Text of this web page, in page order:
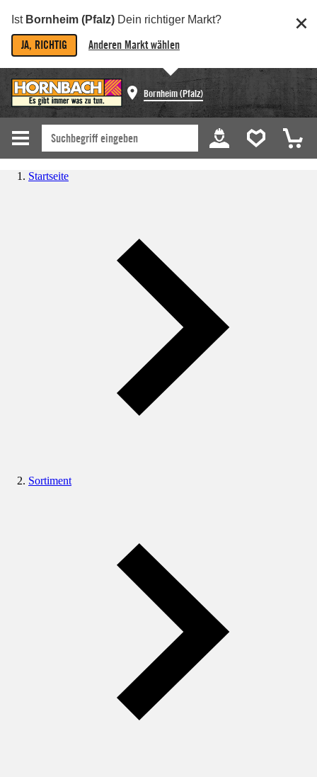
Ist Bornheim (Pfalz) Dein richtiger Markt?
JA, RICHTIG Anderen Markt wählen
Bornheim (Pfalz)
Startseite
Sortiment